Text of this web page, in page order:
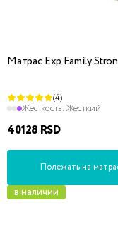
Матрас Exp Family
(4)
Жесткость: Жесткий
40128 RSD
Полежать на
в наличии